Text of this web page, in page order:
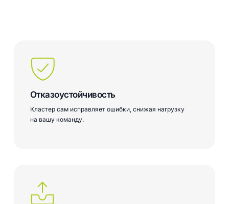
Отказоустойчивость
Кластер сам исправляет ошибки, снижая нагрузку
на вашу команду.